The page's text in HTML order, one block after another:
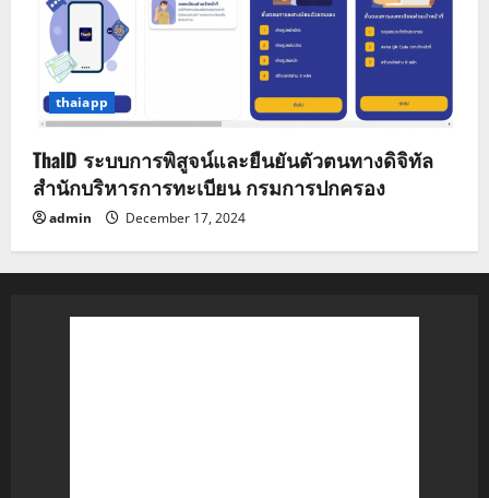
thaiapp
ThaID ระบบการพิสูจน์และยืนยันตัวตนทางดิจิทัล
สำนักบริหารการทะเบียน กรมการปกครอง
admin December 17, 2024